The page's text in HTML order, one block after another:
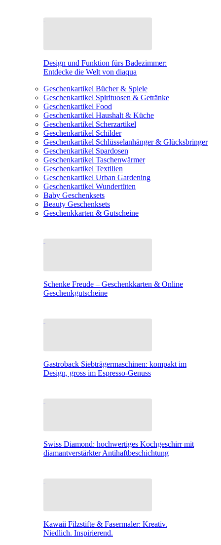
Design und Funktion fürs Badezimmer:
Entdecke die Welt von diaqua
Geschenkartikel Bücher & Spiele
Geschenkartikel Spirituosen & Getränke
Geschenkartikel Food
Geschenkartikel Haushalt & Küche
Geschenkartikel Scherzartikel
Geschenkartikel Schilder
Geschenkartikel Schlüsselanhänger & Glücksbringer
Geschenkartikel Spardosen
Geschenkartikel Taschenwärmer
Geschenkartikel Textilien
Geschenkartikel Urban Gardening
Geschenkartikel Wundertüten
Baby Geschenksets
Beauty Geschenksets
Geschenkkarten & Gutscheine
Schenke Freude – Geschenkkarten & Online
Geschenkgutscheine
Gastroback Siebträgermaschinen: kompakt im
Design, gross im Espresso-Genuss
Swiss Diamond: hochwertiges Kochgeschirr mit
diamantverstärkter Antihaftbeschichtung
Kawaii Filzstifte & Fasermaler: Kreativ.
Niedlich. Inspirierend.